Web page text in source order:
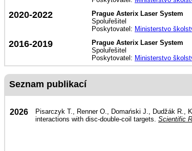
2020-2022
Prague Asterix Laser System
Spoluřešitel
Poskytovatel: Ministerstvo
2016-2019
Prague Asterix Laser System
Spoluřešitel
Poskytovatel: Ministerstvo
Seznam publikací
2026
Pisarczyk T., Renner O., Domański J., Dudžák R.,
interactions with disc-double-coil targets. Scientific